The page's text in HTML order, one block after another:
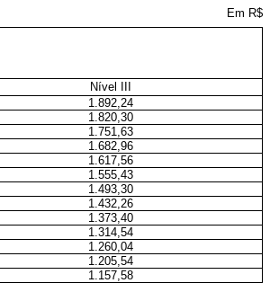
Em R$
Nível III
1.892,24
1.820,30
1.751,63
1.682,96
1.617,56
1.555,43
1.493,30
1.432,26
1.373,40
1.314,54
1.260,04
1.205,54
1.157,58